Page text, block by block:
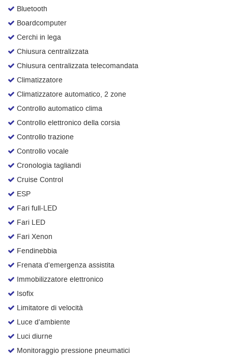
Bluetooth
Boardcomputer
Cerchi in lega
Chiusura centralizzata
Chiusura centralizzata telecomandata
Climatizzatore
Climatizzatore automatico, 2 zone
Controllo automatico clima
Controllo elettronico della corsia
Controllo trazione
Controllo vocale
Cronologia tagliandi
Cruise Control
ESP
Fari full-LED
Fari LED
Fari Xenon
Fendinebbia
Frenata d'emergenza assistita
Immobilizzatore elettronico
Isofix
Limitatore di velocità
Luce d'ambiente
Luci diurne
Monitoraggio pressione pneumatici